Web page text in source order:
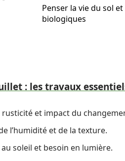
Penser la vie du sol
biologiques
: les travaux
et impact du
l’humidité et de la texture.
soleil et besoin en lumière.